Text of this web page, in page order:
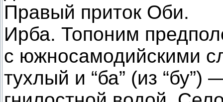
Правый приток Оби.
Ирба. Топоним
с южносамодийскими
тухлый и “ба” (из “бу”)